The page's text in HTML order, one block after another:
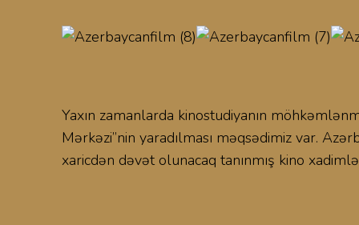
Yaxın zamanlarda kinostudiyanın
Mərkəzi”nin yaradılması məqsədimiz var.
xaricdən dəvət olunacaq tanınmış kino
ssenaristlər, rejissorlar, operatorlar,
adamların mütəmadi görüşləri, birgə fikir